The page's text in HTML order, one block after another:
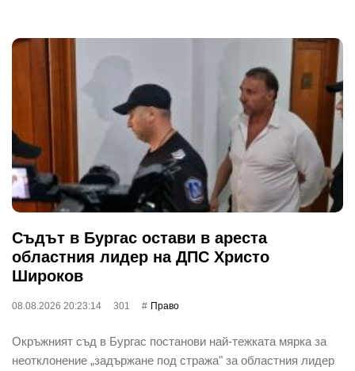
Съдът в Бургас остави в ареста
областния лидер на ДПС Христо
Широков
08.08.2026 20:23:14 301 Право
Окръжният съд в Бургас постанови най-тежката мярка за
неотклонение „задържане под стража" за областния лидер